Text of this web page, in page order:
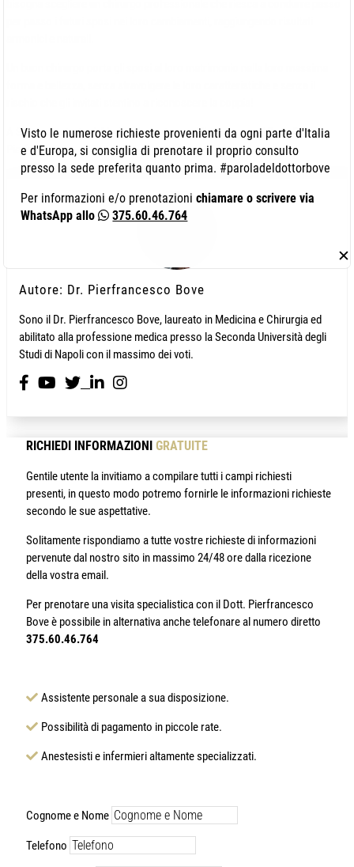
A Salerno potrete richiedere la vostra wedding surgery al Dott. Bove
Pierfrancesco.
Autore: Dr. Pierfrancesco Bove
Sono il Dr. Pierfrancesco Bove, laureato in Medicina e Chirurgia ed
abilitato alla professione medica presso la Seconda Università degli
Studi di Napoli con il massimo dei voti.
RICHIEDI INFORMAZIONI GRATUITE
Gentile utente la invitiamo a compilare tutti i campi richiesti
presenti, in questo modo potremo fornirle le informazioni richieste
secondo le sue aspettative.
Solitamente rispondiamo a tutte vostre richieste di informazioni
pervenute dal nostro sito in massimo 24/48 ore dalla ricezione
della vostra email.
Per prenotare una visita specialistica con il Dott. Pierfrancesco
Bove è possibile in alternativa anche telefonare al numero diretto
375.60.46.764
Assistente personale a sua disposizione.
Possibilità di pagamento in piccole rate.
Anestesisti e infermieri altamente specializzati.
Cognome e Nome
Telefono
✕
Visto le numerose richieste provenienti da ogni parte d'Italia
e d'Europa, si consiglia di prenotare il proprio consulto
presso la sede preferita quanto prima. #paroladeldottorbove
Per informazioni e/o prenotazionichiamare o scrivere via
WhatsApp allo
375.60.46.764